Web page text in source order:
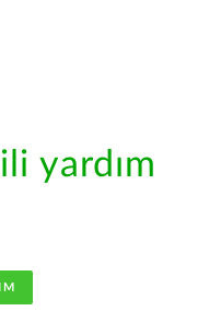
yardım